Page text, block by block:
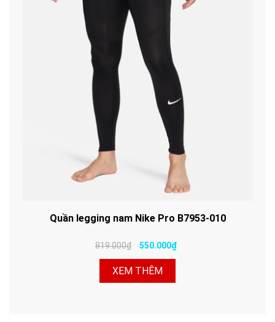
Quần legging nam Nike Pro B7953-010
819.000₫ 550.000₫
XEM THÊM